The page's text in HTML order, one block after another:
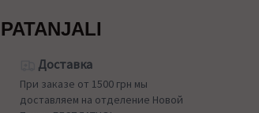
Доставка
При заказе от 1500 грн мы
доставляем на отделение Новой